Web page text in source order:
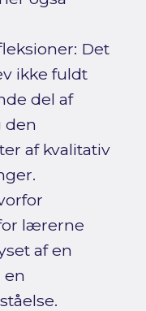
Det
ikke fuldt
del af
den
af kvalitativ
lærerne
af en
en